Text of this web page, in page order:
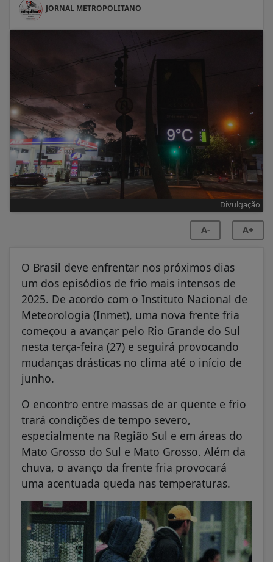
JORNAL METROPOLITANO
Divulgação
A- A+
O Brasil deve enfrentar nos próximos dias
um dos episódios de frio mais intensos de
2025. De acordo com o Instituto Nacional de
Meteorologia (Inmet), uma nova frente fria
começou a avançar pelo Rio Grande do Sul
nesta terça-feira (27) e seguirá provocando
mudanças drásticas no clima até o início de
junho.
O encontro entre massas de ar quente e frio
trará condições de tempo severo,
especialmente na Região Sul e em áreas do
Mato Grosso do Sul e Mato Grosso. Além da
chuva, o avanço da frente fria provocará
uma acentuada queda nas temperaturas.